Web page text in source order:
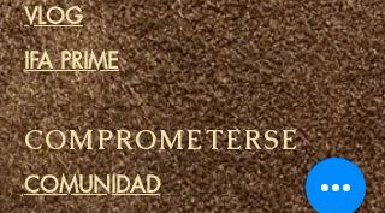
VLOG
IFA PRIME
COMPROMETERSE
COMUNIDAD